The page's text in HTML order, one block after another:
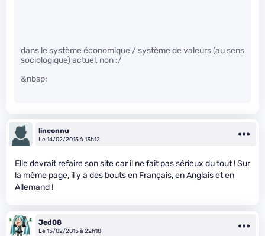
dans le système économique / système de valeurs (au sens
sociologique) actuel, non :/
&nbsp;
linconnu
Le 14/02/2015 à 13h12
Elle devrait refaire son site car il ne fait pas sérieux du tout ! Sur
la même page, il y a des bouts en Français, en Anglais et en
Allemand !
Jed08
Le 15/02/2015 à 22h18